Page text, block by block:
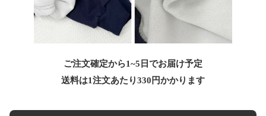
ご注文確定から1~5日でお届け予定
送料は1注文あたり330 円かかります